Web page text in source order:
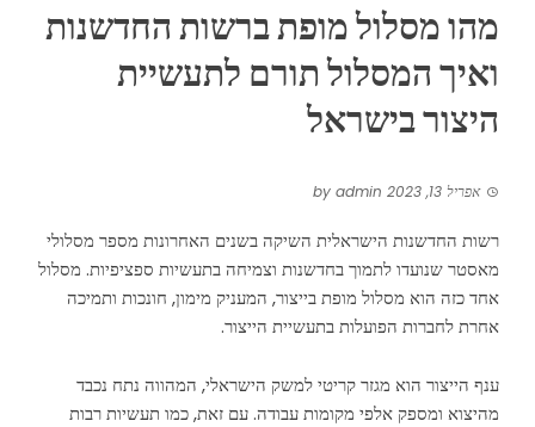
מהו מסלול מופת ברשות החדשנות
ואיך המסלול תורם לתעשיית
היצור בישראל
אפריל 13, 2023 admin
רשות החדשנות הישראלית השיקה בשנים האחרונות מספר מסלולי
מאסטר שנועדו לתמוך בחדשנות וצמיחה בתעשיות ספציפיות. מסלול
אחד כזה הוא מסלול מופת בייצור, המעניק מימון, חונכות ותמיכה
אחרת לחברות הפועלות בתעשיית הייצור.
ענף הייצור הוא מגזר קריטי למשק הישראלי, המהווה נתח נכבד
מהיצוא ומספק אלפי מקומות עבודה. עם זאת, כמו תעשיות רבות